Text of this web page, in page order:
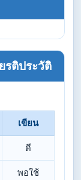
รติประวัติ
เขียน
ดี
พอใช้